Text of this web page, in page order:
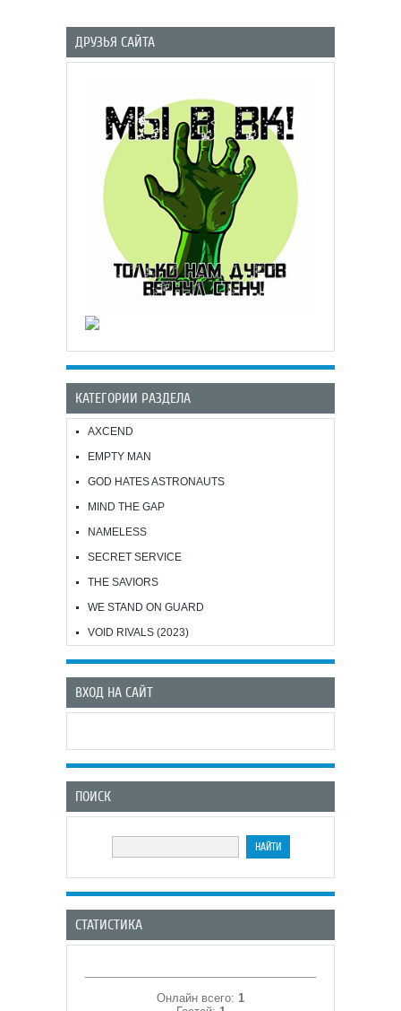
ДРУЗЬЯ САЙТА
КАТЕГОРИИ РАЗДЕЛА
AXCEND
EMPTY MAN
GOD HATES ASTRONAUTS
MIND THE GAP
NAMELESS
SECRET SERVICE
THE SAVIORS
WE STAND ON GUARD
VOID RIVALS (2023)
ВХОД НА САЙТ
ПОИСК
СТАТИСТИКА
Онлайн всего: 1